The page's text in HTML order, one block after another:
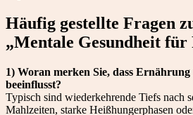
Häufig gestellte Fragen
„Mentale Gesundheit für
1) Woran merken Sie, dass
beeinflusst?
Typisch sind wiederkehrende Tiefs nach
Mahlzeiten, starke Heißhungerphasen